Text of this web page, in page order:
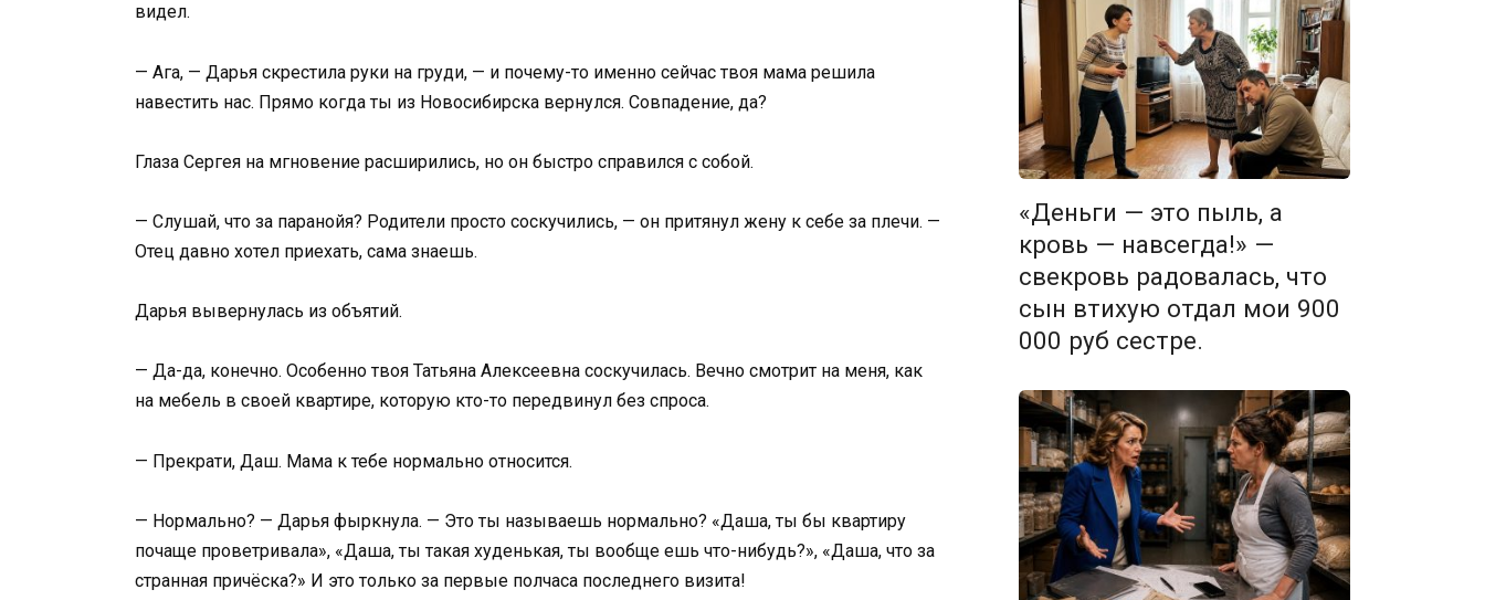
видел.
— Ага, — Дарья скрестила руки на груди, — и почему-то именно сейчас твоя мама решила
навестить нас. Прямо когда ты из Новосибирска вернулся. Совпадение, да?
Глаза Сергея на мгновение расширились, но он быстро справился с собой.
— Слушай, что за паранойя? Родители просто соскучились, — он притянул жену к себе за плечи. —
Отец давно хотел приехать, сама знаешь.
Дарья вывернулась из объятий.
— Да-да, конечно. Особенно твоя Татьяна Алексеевна соскучилась. Вечно смотрит на меня, как
на мебель в своей квартире, которую кто-то передвинул без спроса.
— Прекрати, Даш. Мама к тебе нормально относится.
— Нормально? — Дарья фыркнула. — Это ты называешь нормально? «Даша, ты бы квартиру
почаще проветривала», «Даша, ты такая худенькая, ты вообще ешь что-нибудь?», «Даша, что за
странная причёска?» И это только за первые полчаса последнего визита!
«Деньги — это пыль, а
кровь — навсегда!» —
свекровь радовалась, что
сын втихую отдал мои 900
000 руб сестре.